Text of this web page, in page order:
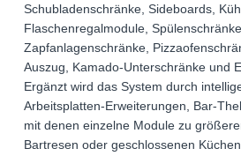
Schubladenschränke, Sideboards,
Flaschenregalmodule,
Zapfanlagenschränke,
Auszug, Kamado-Unterschränke und
Ergänzt wird das System durch
Arbeitsplatten-Erweiterungen, Bar-
mit denen einzelne Module zu
Bartresen oder geschlossenen